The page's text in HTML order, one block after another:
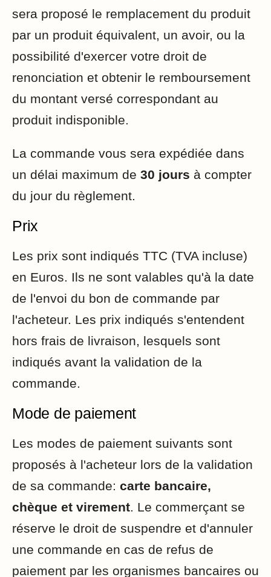
sera proposé le remplacement du produit
par un produit équivalent, un avoir, ou la
possibilité d'exercer votre droit de
renonciation et obtenir le remboursement
du montant versé correspondant au
produit indisponible.
La commande vous sera expédiée dans
un délai maximum de 30 jours à compter
du jour du règlement.
Prix
Les prix sont indiqués TTC (TVA incluse)
en Euros. Ils ne sont valables qu'à la date
de l'envoi du bon de commande par
l'acheteur. Les prix indiqués s'entendent
hors frais de livraison, lesquels sont
indiqués avant la validation de la
commande.
Mode de paiement
Les modes de paiement suivants sont
proposés à l'acheteur lors de la validation
de sa commande: carte bancaire,
chèque et virement . Le commerçant se
réserve le droit de suspendre et d'annuler
une commande en cas de refus de
paiement par les organismes bancaires ou